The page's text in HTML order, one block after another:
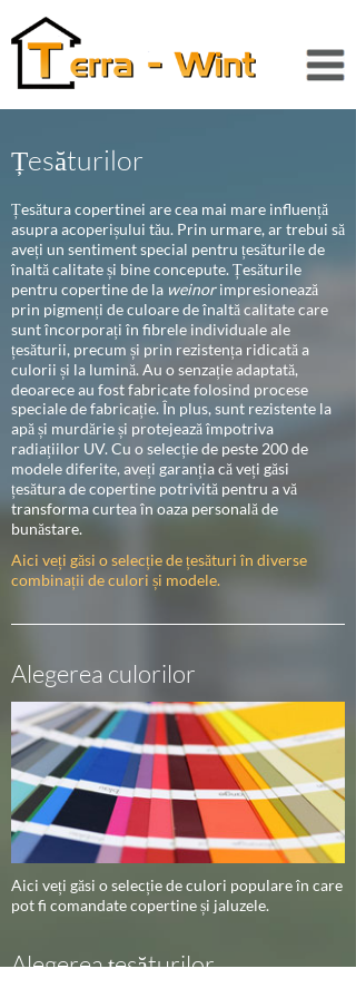
Țesăturilor
Țesătura copertinei are cea mai mare influență
asupra acoperișului tău. Prin urmare, ar trebui să
aveți un sentiment special pentru țesăturile de
înaltă calitate și bine concepute. Țesăturile
pentru copertine de la weinorimpresionează
prin pigmenți de culoare de înaltă calitate care
sunt încorporați în fibrele individuale ale
țesăturii, precum și prin rezistența ridicată a
culorii și la lumină. Au o senzație adaptată,
deoarece au fost fabricate folosind procese
speciale de fabricație. În plus, sunt rezistente la
apă și murdărie și protejează împotriva
radiațiilor UV. Cu o selecție de peste 200 de
modele diferite, aveți garanția că veți găsi
țesătura de copertine potrivită pentru a vă
transforma curtea în oaza personală de
bunăstare.
Aici veți găsi o selecție de țesături în diverse
combinații de culori și modele.
Alegerea culorilor
Aici veți găsi o selecție de culori populare în care
pot fi comandate copertine și jaluzele.
Alegerea țesăturilor